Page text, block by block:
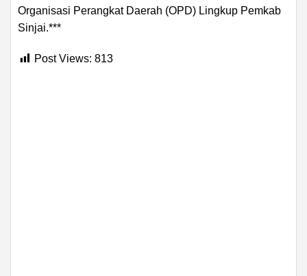
Organisasi Perangkat Daerah (OPD) Lingkup Pemkab
Sinjai.***
Post Views: 813